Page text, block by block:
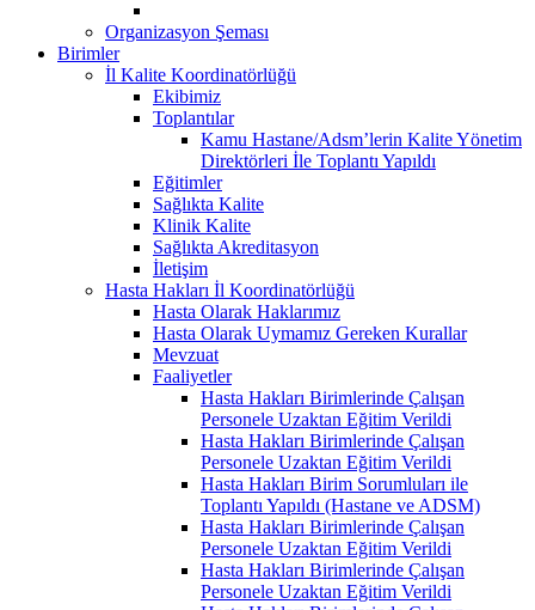
Organizasyon Şeması
Birimler
İl Kalite Koordinatörlüğü
Ekibimiz
Toplantılar
Kamu Hastane/Adsm’lerin Kalite Yönetim
Direktörleri İle Toplantı Yapıldı
Eğitimler
Sağlıkta Kalite
Klinik Kalite
Sağlıkta Akreditasyon
İletişim
Hasta Hakları İl Koordinatörlüğü
Hasta Olarak Haklarımız
Hasta Olarak Uymamız Gereken Kurallar
Mevzuat
Faaliyetler
Hasta Hakları Birimlerinde Çalışan
Personele Uzaktan Eğitim Verildi
Hasta Hakları Birimlerinde Çalışan
Personele Uzaktan Eğitim Verildi
Hasta Hakları Birim Sorumluları ile
Toplantı Yapıldı (Hastane ve ADSM)
Hasta Hakları Birimlerinde Çalışan
Personele Uzaktan Eğitim Verildi
Hasta Hakları Birimlerinde Çalışan
Personele Uzaktan Eğitim Verildi